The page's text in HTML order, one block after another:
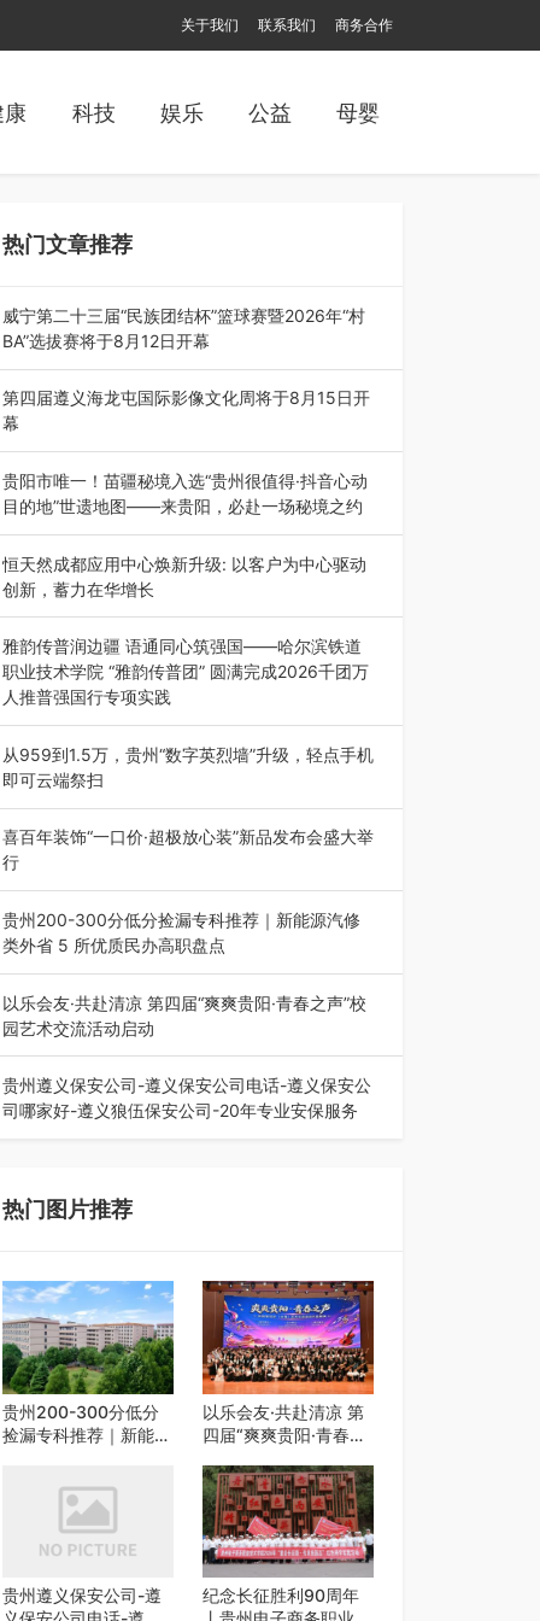
关于我们 联系我们 商务合作
科技 娱乐 公益 母婴
热门文章推荐
威宁第二十三届“民族团结杯”篮球赛暨2026年“村
BA”选拔赛将于8月12日开幕
8月7日，威宁彝族回族苗族自治县第二十三届“民
族团结杯”篮球赛暨2026年“村B…
第四届遵义海龙屯国际影像文化周将于8月15日开
幕
8月7日，第四届遵义海龙屯国际影像文化周媒体
通气会在世界文化遗产地海龙屯核心景区…
贵阳市唯一！苗疆秘境入选“贵州很值得·抖音心动
目的地”世遗地图——来贵阳，必赴一场秘境之约
2026年7月21日，2026年“贵州很值得”暨抖音“心
动目的地”（贵州站）主题…
恒天然成都应用中心焕新升级: 以客户为中心驱动
创新，蓄力在华增长
融合全球研发实力与本土洞察，深化客户共创，赋
能西南市场创新发展 （7月27日，成…
雅韵传普润边疆 语通同心筑强国——哈尔滨铁道
职业技术学院 “雅韵传普团” 圆满完成2026千团万
人推普强国行专项实践
为扎实推进2026“千团万人推普强国行”大学生暑
期社会实践，牢牢紧扣 “雅韵传普…
从959到1.5万，贵州“数字英烈墙”升级，轻点手机
即可云端祭扫
八一建军节到来之际，由贵州省退役军人事务厅指
导，贵阳市退役军人事务局联合贵州广电…
喜百年装饰“一口价·超极放心装”新品发布会盛大举
行
2026年7月31日，喜百年装饰“一口价·超极放心
装”新品发布会在贵阳隆重举行。…
贵州200-300分低分捡漏专科推荐｜新能源汽修
类外省 5 所优质民办高职盘点
在贵州省高考志愿填报体系中，200至300分数段
考生可选择的省内工科、新能源汽车…
以乐会友·共赴清凉 第四届“爽爽贵阳·青春之声”校
园艺术交流活动启动
七月的贵阳，清风送爽，第四届“爽爽贵阳·青春之
声”校园管弦乐（合唱）艺术交流活动…
贵州遵义保安公司-遵义保安公司电话-遵义保安公
司哪家好-遵义狼伍保安公司-20年专业安保服务
热门图片推荐
贵州200-300分低分
捡漏专科推荐｜新能源
以乐会友·共赴清凉 第
四届“爽爽贵阳·青春之
启动
贵州遵义保安公司-遵
纪念长征胜利90周年